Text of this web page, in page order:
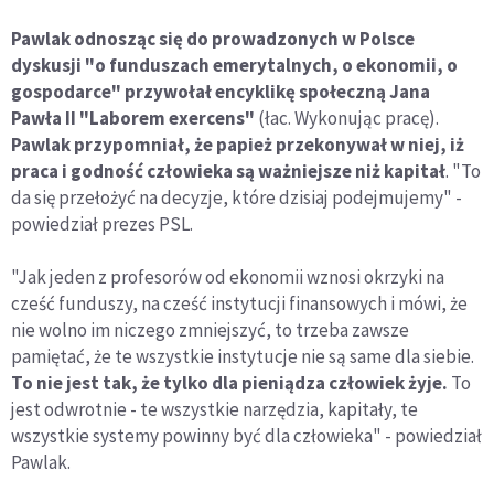
Pawlak odnosząc się do prowadzonych w Polsce
dyskusji "o funduszach emerytalnych, o ekonomii, o
gospodarce" przywołał encyklikę społeczną Jana
Pawła II "Laborem exercens" (łac. Wykonując pracę).
Pawlak przypomniał, że papież przekonywał w niej, iż
praca i godność człowieka są ważniejsze niż kapitał. "To
da się przełożyć na decyzje, które dzisiaj podejmujemy" -
powiedział prezes PSL.
"Jak jeden z profesorów od ekonomii wznosi okrzyki na
cześć funduszy, na cześć instytucji finansowych i mówi, że
nie wolno im niczego zmniejszyć, to trzeba zawsze
pamiętać, że te wszystkie instytucje nie są same dla siebie.
To nie jest tak, że tylko dla pieniądza człowiek żyje. To
jest odwrotnie - te wszystkie narzędzia, kapitały, te
wszystkie systemy powinny być dla człowieka" - powiedział
Pawlak.